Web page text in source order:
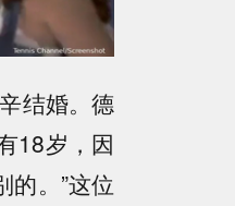
结婚。德
18岁，因
的。”这位